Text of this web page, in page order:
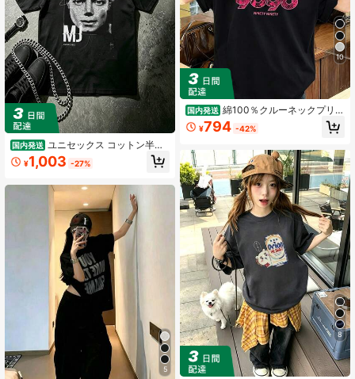
国内発送 ユニセックス コットン半袖
Tシャツ モノクロドット風人物プリ
ント クラシックデザイン 柔らかく肌
女兼用ゆったりフィットゆったり /
ルーズ グラフィック T シャツ
¥1,003 -27%
5
10
国内発送 綿100％クルーネックプリン
ト半袖Tシャツ、女性用新作夏服、ス
タイリッシュなゆったりカジュアル
¥794 -42%
8